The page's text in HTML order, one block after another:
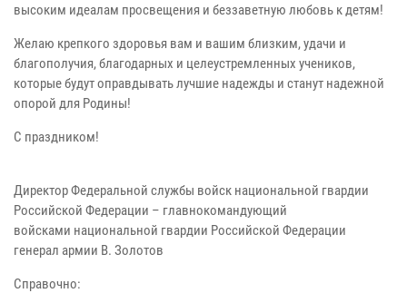
высоким идеалам просвещения и беззаветную любовь к детям!
Желаю крепкого здоровья вам и вашим близким, удачи и
благополучия, благодарных и целеустремленных учеников,
которые будут оправдывать лучшие надежды и станут надежной
опорой для Родины!
С праздником!
Директор Федеральной службы войск национальной гвардии
Российской Федерации – главнокомандующий
войсками национальной гвардии Российской Федерации
генерал армии В. Золотов
Справочно: